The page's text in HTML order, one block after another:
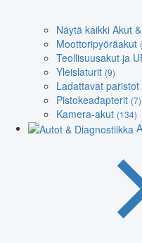
Näytä kaikki Akut
Moottoripyöräakut
Teollisuusakut ja
Yleislaturit (9)
Ladattavat
Pistokeadapterit (7)
Kamera-akut (134)